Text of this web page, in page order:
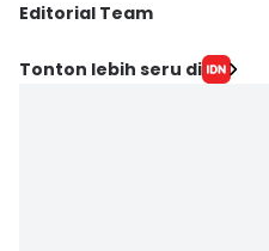
Editorial Team
Editor
Tonton lebih seru di